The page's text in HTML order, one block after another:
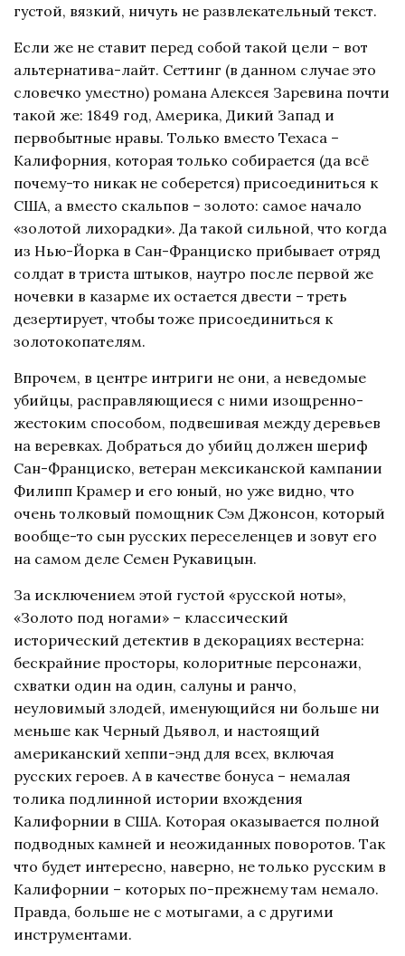
густой, вязкий, ничуть не развлекательный текст.
Если же не ставит перед собой такой цели – вот
альтернатива-лайт. Сеттинг (в данном случае это
словечко уместно) романа Алексея Заревина почти
такой же: 1849 год, Америка, Дикий Запад и
первобытные нравы. Только вместо Техаса –
Калифорния, которая только собирается (да всё
почему-то никак не соберется) присоединиться к
США, а вместо скальпов – золото: самое начало
«золотой лихорадки». Да такой сильной, что когда
из Нью-Йорка в Сан-Франциско прибывает отряд
солдат в триста штыков, наутро после первой же
ночевки в казарме их остается двести – треть
дезертирует, чтобы тоже присоединиться к
золотокопателям.
Впрочем, в центре интриги не они, а неведомые
убийцы, расправляющиеся с ними изощренно-
жестоким способом, подвешивая между деревьев
на веревках. Добраться до убийц должен шериф
Сан-Франциско, ветеран мексиканской кампании
Филипп Крамер и его юный, но уже видно, что
очень толковый помощник Сэм Джонсон, который
вообще-то сын русских переселенцев и зовут его
на самом деле Семен Рукавицын.
За исключением этой густой «русской ноты»,
«Золото под ногами» – классический
исторический детектив в декорациях вестерна:
бескрайние просторы, колоритные персонажи,
схватки один на один, салуны и ранчо,
неуловимый злодей, именующийся ни больше ни
меньше как Черный Дьявол, и настоящий
американский хеппи-энд для всех, включая
русских героев. А в качестве бонуса – немалая
толика подлинной истории вхождения
Калифорнии в США. Которая оказывается полной
подводных камней и неожиданных поворотов. Так
что будет интересно, наверно, не только русским в
Калифорнии – которых по-прежнему там немало.
Правда, больше не с мотыгами, а с другими
инструментами.